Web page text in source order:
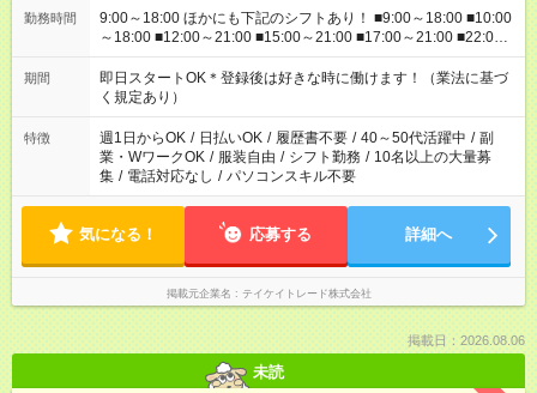
勤務時間
9:00～18:00 ほかにも下記のシフトあり！ ■9:00～18:00 ■10:00
～18:00 ■12:00～21:00 ■15:00～21:00 ■17:00～21:00 ■22:00
～翌6:00 など ※お仕事、勤務地により勤務時間帯は異なりま
す
期間
即日スタートOK＊登録後は好きな時に働けます！（業法に基づ
く規定あり）
特徴 週1日からOK / 日払いOK / 履歴書不要 / 40～50代活躍中 / 副
業・WワークOK / 服装自由 / シフト勤務 / 10名以上の大量募
集 / 電話対応なし / パソコンスキル不要
気になる！ 応募する 詳細へ
掲載元企業名 テイケイトレード株式会社
掲載日：2026.08.06
未読